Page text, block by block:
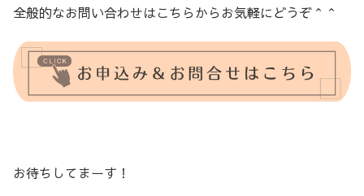
全般的なお問い合わせはこちらからお気軽にどうぞ＾＾
お待ちしてまーす！